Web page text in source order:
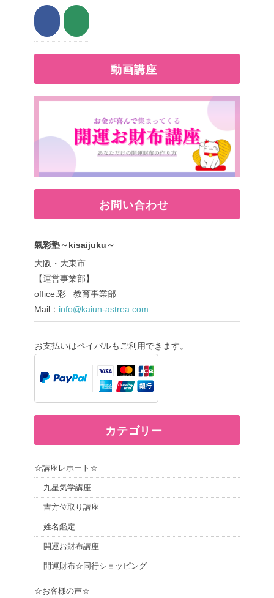
動画講座
お問い合わせ
氣彩塾～kisaijuku～
大阪・大東市
【運営事業部】
office.彩 教育事業部
Mail： info@kaiun-astrea.com
お支払いはペイパルもご利用できます。
カテゴリー
☆講座レポート☆
九星気学講座
吉方位取り講座
姓名鑑定
開運お財布講座
開運財布☆同行ショッピング
☆お客様の声☆